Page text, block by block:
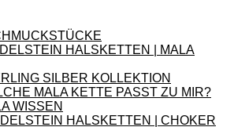
HALSKETTEN | MALA
SILBER KOLLEKTION
MALA KETTE PASST ZU MIR?
WISSEN
HALSKETTEN | CHOKER